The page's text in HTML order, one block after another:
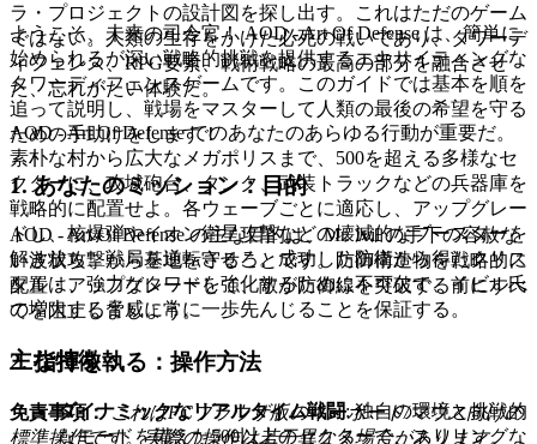
ラ・プロジェクトの設計図を探し出す。これはただのゲーム
ではない。人類の生存をかけた必死の戦いであり、タワーデ
ィフェンス、RPG要素、戦術戦略の最高の部分を融合させ
た、忘れがたい体験だ。
AOD - Art Of Defense でのあなたのあらゆる行動が重要だ。
素朴な村から広大なメガポリスまで、500を超える多様なセ
クターに、攻城砲台、タンク、武装トラックなどの兵器庫を
戦略的に配置せよ。各ウェーブごとに適応し、アップグレー
ドし、核爆弾やイオン衛星攻撃などの壊滅的なブースターを
解き放ち、戦局を逆転させろ。成功した防衛から得たクリス
タルは、強力なタワーを強化するために不可欠で、イビル氏
の増大する脅威に常に一歩先んじることを保証する。
主な特徴：
ダイナミックなリアルタイム戦闘: 独自の環境と挑戦的
なモードを備えた500以上のセクターで、スリリングな
ようこそ、未来の司令官！ AOD - Art Of Defense は、簡単に
始められるが深い戦略的挑戦を提供するエキサイティングな
タワーディフェンスゲームです。このガイドでは基本を順を
追って説明し、戦場をマスターして人類の最後の希望を守る
ための手助けをします！
1. あなたのミッション：目的
AOD - Art Of Defense の主な目的は、Mr. Ivil の手下の容赦な
い波状攻撃から基地を守ることです。防御構造物を戦略的に
配置・アップグレードして、敵が防御線を突破する前にすべ
てを阻止しましょう。
2. 指揮を執る：操作方法
免責事項： これはPCブラウザ版のキーボード/マウス向けの
標準操作です。実際の操作は若干異なる場合があります。